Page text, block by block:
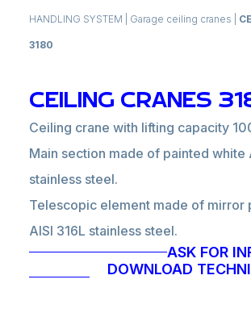
HANDLING SYSTEM Garage ceiling cranes
3180
CEILING CRANES
Ceiling crane with lifting capacity
Main section made of painted white
stainless steel.
Telescopic element made of mirror
AISI 316L stainless steel.
Rotation by actuator 0° to -90°.
ASK FOR
DOWNLOAD